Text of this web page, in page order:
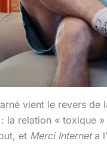
vient le revers de
la relation « toxique
et Merci Interneta